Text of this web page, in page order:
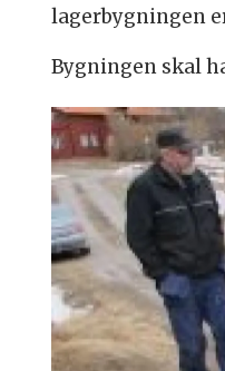
lagerbygningen
Bygningen skal